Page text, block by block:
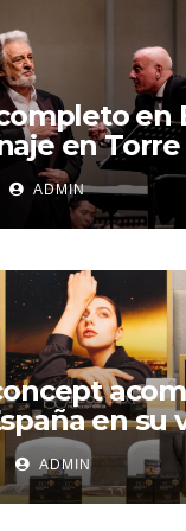
en
en
el
la actividad
Plácido
ADMIN
en su
China,
global de
ADMIN